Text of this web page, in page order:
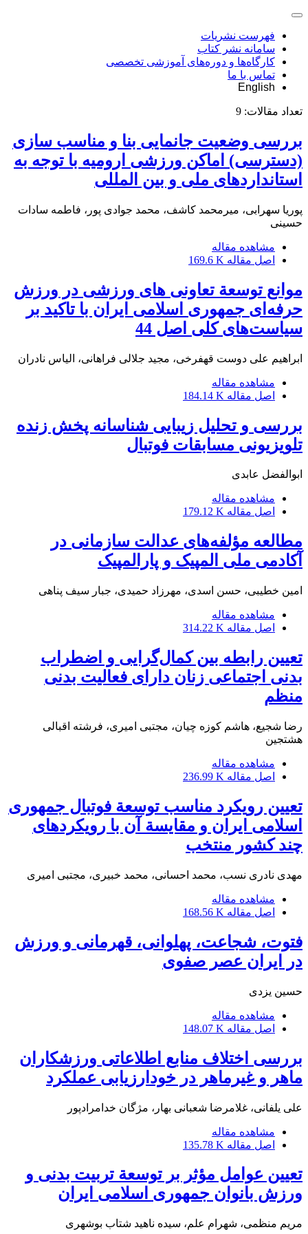
فهرست نشریات
سامانه نشر کتاب
کارگاه‌ها و دوره‌های آموزشی تخصصی
تماس با ما
English
تعداد مقالات: 9
بررسی وضعیت جانمایی بنا و مناسب سازی
(دسترسی) اماکن ورزشی ارومیه با توجه به
استانداردهای ملی و بین المللی
پوریا سهرابی، میرمحمد کاشف، محمد جوادی پور، فاطمه سادات
حسینی
مشاهده مقاله
اصل مقاله 169.6 K
موانع توسعة تعاونی های ورزشی در ورزش
حرفه‌ای جمهوری اسلامی ایران با تاکید بر
سیاست‌های کلی اصل 44
ابراهیم علی دوست قهفرخی، مجید جلالی فراهانی، الیاس نادران
مشاهده مقاله
اصل مقاله 184.14 K
بررسی و تحلیل زیبایی شناسانه پخش زنده
تلویزیونی مسابقات فوتبال
ابوالفضل عابدی
مشاهده مقاله
اصل مقاله 179.12 K
مطالعه مؤلفه‌های عدالت سازمانی در
آکادمی ملی المپیک و پارالمپیک
امین خطیبی، حسن اسدی، مهرزاد حمیدی، جبار سیف پناهی
مشاهده مقاله
اصل مقاله 314.22 K
تعیین رابطه بین کمال‌گرایی و اضطراب
بدنی اجتماعی زنان دارای فعالیت بدنی
منظم
رضا شجیع، هاشم کوزه چیان، مجتبی امیری، فرشته اقبالی
هشتجین
مشاهده مقاله
اصل مقاله 236.99 K
تعیین رویکرد مناسب توسعة فوتبال جمهوری
اسلامی ایران و مقایسة آن با رویکردهای
چند کشور منتخب
مهدی نادری نسب، محمد احسانی، محمد خبیری، مجتبی امیری
مشاهده مقاله
اصل مقاله 168.56 K
فتوت، شجاعت، پهلوانی، قهرمانی و ورزش
در ایران عصر صفوی
حسین یزدی
مشاهده مقاله
اصل مقاله 148.07 K
بررسی اختلاف منابع اطلاعاتی ورزشکاران
ماهر و غیرماهر در خودارزیابی عملکرد
علی یلفانی، غلامرضا شعبانی بهار، مژگان خدامرادپور
مشاهده مقاله
اصل مقاله 135.78 K
تعیین عوامل مؤثر بر توسعة تربیت بدنی و
ورزش بانوان جمهوری اسلامی ایران
مریم منظمی، شهرام علم، سیده ناهید شتاب بوشهری